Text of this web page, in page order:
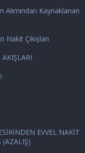
Alımından Kaynaklanan
Çıkışları
EVVEL NAKİT
(AZALIŞ)